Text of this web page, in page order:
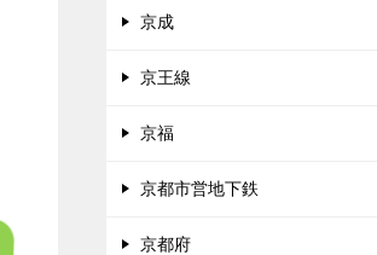
京成
京王線
京福
京都市営地下鉄
京都府